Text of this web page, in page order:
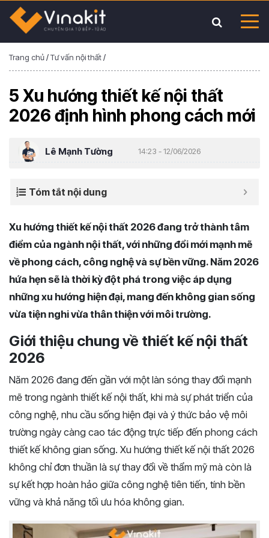
Trang chủ/Tư vấn nội thất/
5 Xu hướng thiết kế nội thất
2026 định hình phong cách mới
Lê Mạnh Tường 14:23 - 12/06/2026
Tóm tắt nội dung
Xu hướng thiết kế nội thất 2026 đang trở thành tâm
điểm của ngành nội thất, với những đổi mới mạnh mẽ
về phong cách, công nghệ và sự bền vững. Năm 2026
hứa hẹn sẽ là thời kỳ đột phá trong việc áp dụng
những xu hướng hiện đại, mang đến không gian sống
vừa tiện nghi vừa thân thiện với môi trường.
Giới thiệu chung về thiết kế nội thất
2026
Năm 2026 đang đến gần với một làn sóng thay đổi mạnh
mẽ trong ngành thiết kế nội thất, khi mà sự phát triển của
công nghệ, nhu cầu sống hiện đại và ý thức bảo vệ môi
trường ngày càng cao tác động trực tiếp đến phong cách
thiết kế không gian sống. Xu hướng thiết kế nội thất 2026
không chỉ đơn thuần là sự thay đổi về thẩm mỹ mà còn là
sự kết hợp hoàn hảo giữa công nghệ tiên tiến, tính bền
vững và khả năng tối ưu hóa không gian.